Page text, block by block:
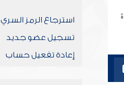
استرجاع الرمز السري
تسجيل عضو جديد
إعادة تفعيل حساب